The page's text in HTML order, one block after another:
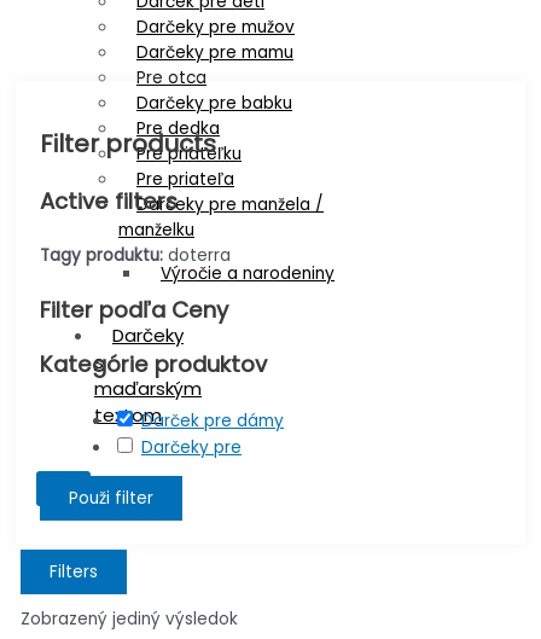
Darčeky pre mužov
Darčeky pre mamu
Pre otca
Darčeky pre babku
Pre dedka
Pre priateľku
Pre priateľa
Darčeky pre manžela /
manželku
Výročie a narodeniny
Darčeky
s
maďarským
textom
Filter products
Active filters
Tagy produktu: doterra
Filter podľa Ceny
Kategórie produktov
Darček pre dámy
Darčeky pre
Použi filter
Filters
Zobrazený jediný výsledok